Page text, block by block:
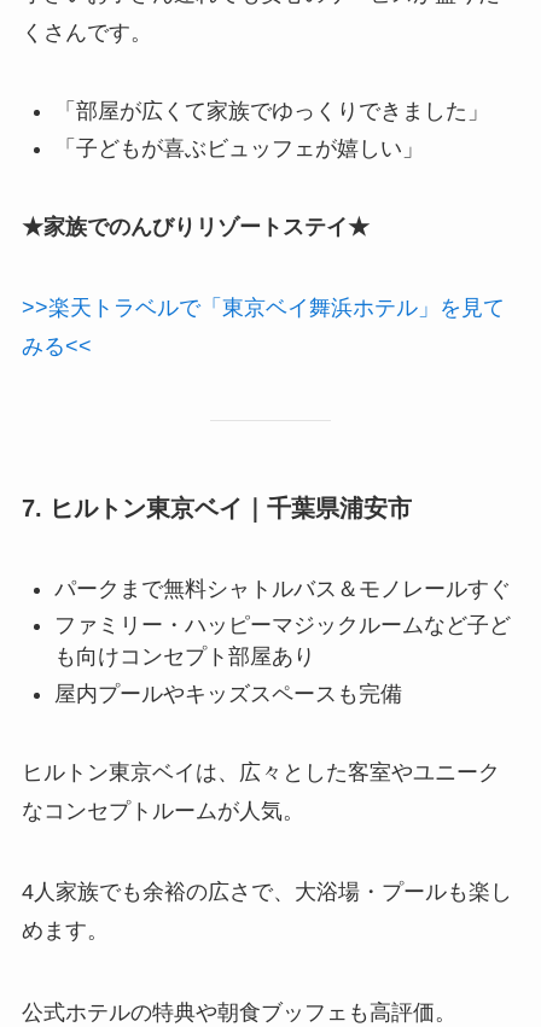
くさんです。
「部屋が広くて家族でゆっくりできました」
「子どもが喜ぶビュッフェが嬉しい」
★家族でのんびりリゾートステイ★
>>楽天トラベルで「東京ベイ舞浜ホテル」を見て
みる<<
7. ヒルトン東京ベイ｜千葉県浦安市
パークまで無料シャトルバス＆モノレールすぐ
ファミリー・ハッピーマジックルームなど子ど
も向けコンセプト部屋あり
屋内プールやキッズスペースも完備
ヒルトン東京ベイは、広々とした客室やユニーク
なコンセプトルームが人気。
4人家族でも余裕の広さで、大浴場・プールも楽し
めます。
公式ホテルの特典や朝食ブッフェも高評価。